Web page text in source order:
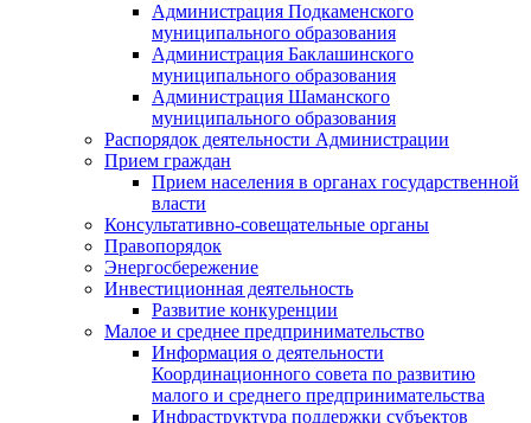
Администрация Подкаменского
муниципального образования
Администрация Баклашинского
муниципального образования
Администрация Шаманского
муниципального образования
Распорядок деятельности Администрации
Прием граждан
Прием населения в органах государственной
власти
Консультативно-совещательные органы
Правопорядок
Энергосбережение
Инвестиционная деятельность
Развитие конкуренции
Малое и среднее предпринимательство
Информация о деятельности
Координационного совета по развитию
малого и среднего предпринимательства
Инфраструктура поддержки субъектов